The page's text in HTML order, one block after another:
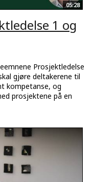
05:28
1 og
Prosjektledelse
gjøre deltakerene til
kompetanse, og
prosjektene på en